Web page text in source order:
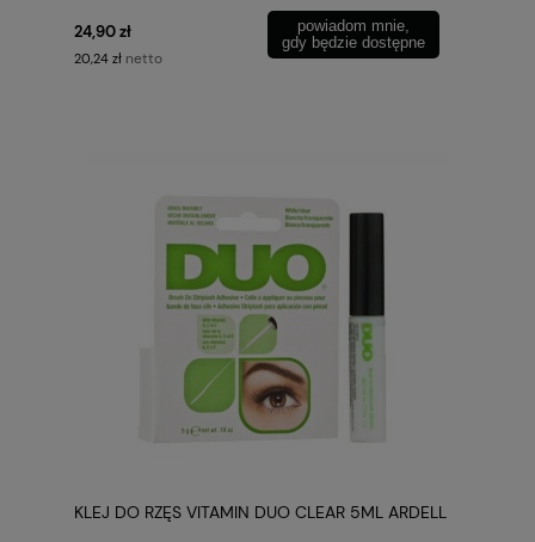
24,90 zł
20,24 zł netto
powiadom mnie,
gdy będzie dostępne
KLEJ DO RZĘS VITAMIN DUO CLEAR 5ML ARDELL